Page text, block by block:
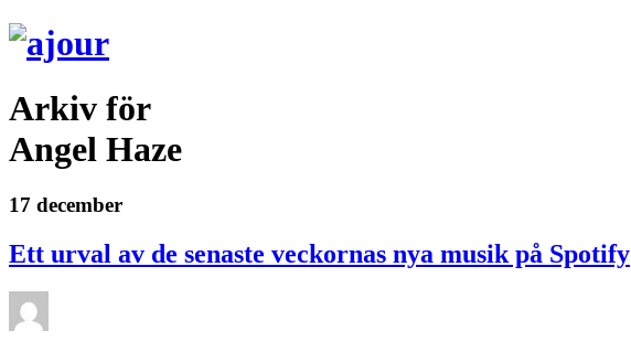
Arkiv för
Angel Haze
17 december
Ett urval av de senaste veckornas nya musik på Spotify